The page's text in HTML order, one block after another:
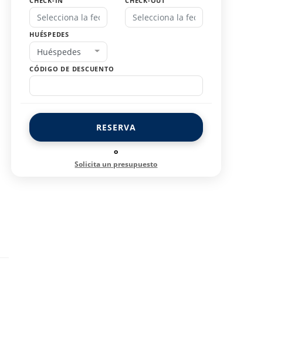
HUÉSPEDES
Huéspedes
CÓDIGO DE DESCUENTO
RESERVA
o
Solicita un presupuesto